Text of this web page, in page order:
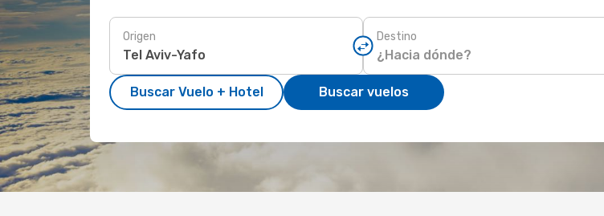
Origen Destino
Buscar Vuelo + Hotel Buscar vuelos